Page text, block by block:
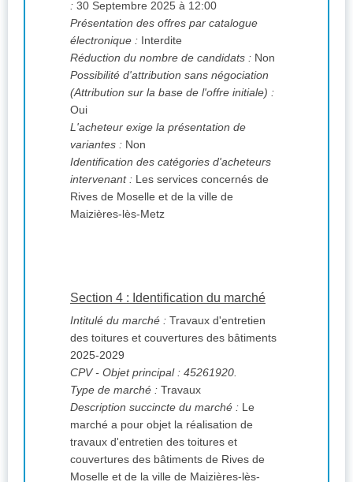
: 30 Septembre 2025 à 12:00
Présentation des offres par catalogue
électronique : Interdite
Réduction du nombre de candidats : Non
Possibilité d'attribution sans négociation
(Attribution sur la base de l'offre initiale) :
Oui
L'acheteur exige la présentation de
variantes : Non
Identification des catégories d'acheteurs
intervenant : Les services concernés de
Rives de Moselle et de la ville de
Maizières-lès-Metz
Section 4 : Identification du marché
Intitulé du marché : Travaux d'entretien
des toitures et couvertures des bâtiments
2025-2029
CPV- Objet principal : 45261920.
Type de marché : Travaux
Description succincte du marché : Le
marché a pour objet la réalisation de
travaux d'entretien des toitures et
couvertures des bâtiments de Rives de
Moselle et de la ville de Maizières-lès-